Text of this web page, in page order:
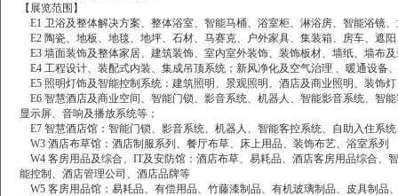
【展览范围】
E1 卫浴及整体解决方案、整体浴室、智能马桶、浴室柜、淋浴房、智能浴镜
E2 陶瓷、地板、地毯、地坪、石材、马赛克、户外家具、集装箱、房车、遮
E3 墙面装饰及整体家居、建筑装饰、室内室外装饰、装饰板材、墙纸、墙布
E4 工程设计、装配式内装、集成吊顶系统；新风净化及空气治理 、暖通设备
E5 照明灯饰及智能控制系统：建筑照明、景观照明、酒店及商业照明、装饰
E6 智慧酒店及商业空间、智能门锁、影音系统、机器人、智能影音系统、智
显示屏、音响及播放系统等；
E7 智慧酒店馆：智能门锁、影音系统、机器人、智能客控系统、自助入住系
W3 酒店布草馆：酒店制服系列、餐厅布草、床上用品、装饰布艺、浴室系列
W4 客房用品及综合、IT及安防馆：酒店布草、易耗品、酒店客房用品综合、
能控制、酒店管理公司、酒店品牌等
W5 客房用品馆：易耗品、有偿用品、竹藤漆制品、有机玻璃制品、皮具制品